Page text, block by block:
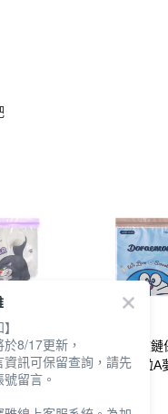
鏈保鮮
佛
HOUSUXI雙夾鏈
袋20入-M-哆啦A
8/17更新，
資訊可保留查詢，請先
留言。